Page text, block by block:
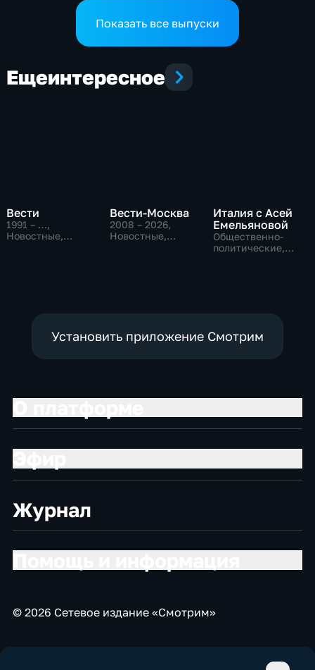
Показать все выпуски
Ещеинтересное
Вести
1991 – …,
Новостные,
Вести-Москва
2008 – 2026,
Новостные,
Италия с Асей
Емельяновой
Общественно-
политические,
Установить приложение Смотрим
Журнал
© 2026 Сетевое издание «Смотрим»